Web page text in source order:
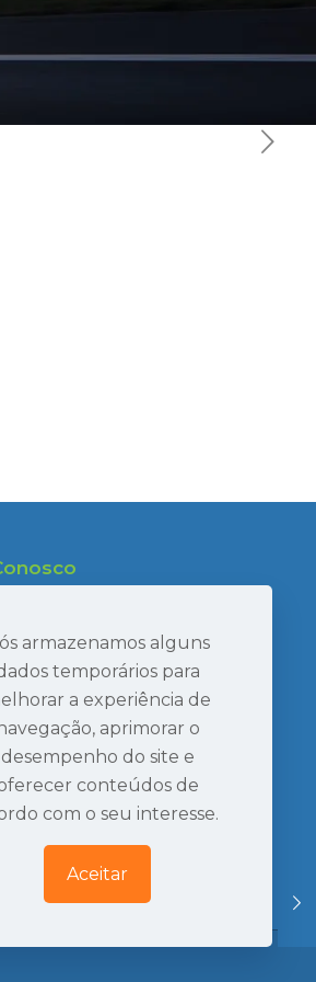
2269
dos Móveis, 2060, Sala 05
Preto, São Bento do Sul | SC
armazenamos alguns
temporários para
a experiência de
aprimorar o
desempenho do site e
conteúdos de
com o seu interesse.
Aceitar